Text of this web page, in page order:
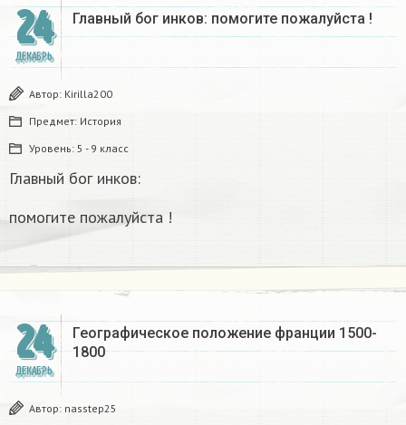
24
ДЕКАБРЬ
Главный бог инков: помогите пожалуйста !
Автор: Kirilla200
Предмет: История
Уровень: 5 - 9 класс
Главный бог инков:
помогите пожалуйста !
24
ДЕКАБРЬ
Географическое положение франции 1500-
1800​
Автор: nasstep25